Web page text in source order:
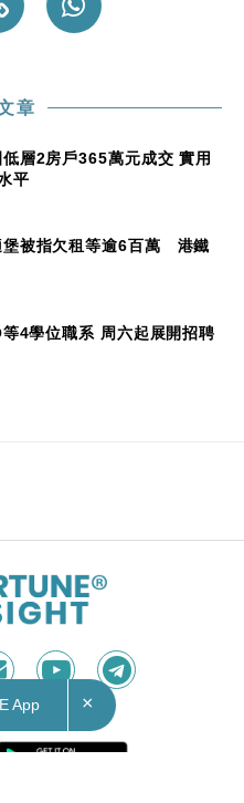
章
層2房戶365萬元成交 實用
平
堡被指欠租等逾6百萬 港鐵
4學位職系 周六起展開招聘
App ×